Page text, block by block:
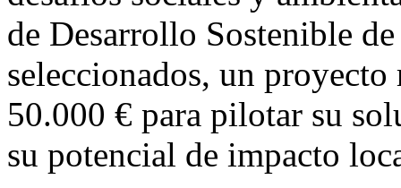
de Desarrollo Sostenible
seleccionados, un
50.000 € para pilotar su
su potencial de impacto